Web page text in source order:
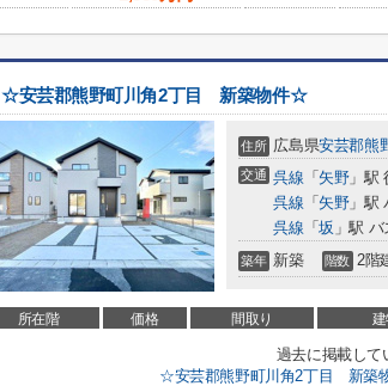
☆安芸郡熊野町川角2丁目 新築物件☆
住所 広島県安芸郡熊
交通 呉線 「 矢野」駅
呉線 「 矢野」駅
呉線 「坂 」駅
築年 新築 階数 2階
所在階 価格 間取り
過去に掲載して
☆安芸郡熊野町川角2丁目 新築